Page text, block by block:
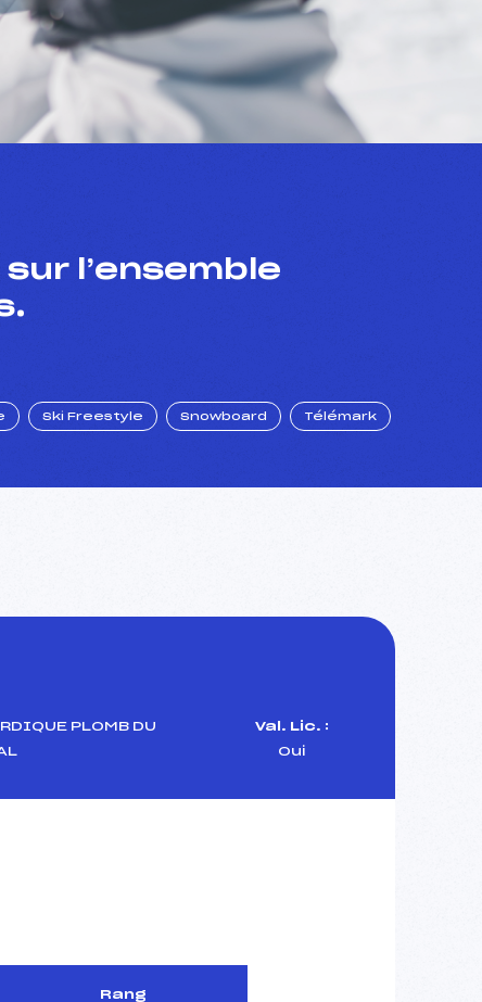
l’ensemble
Ski Freestyle Snowboard Télémark
PLOMB DU
Val. Lic. :
Oui
Rang